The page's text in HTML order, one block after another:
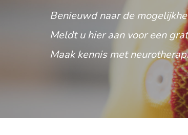
Benieuwd naar de
Meldt u hier aan voor een
Maak kennis met